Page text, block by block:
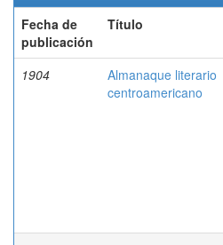
Fecha de
publicación
Título
1904
Almanaque literario
centroamericano